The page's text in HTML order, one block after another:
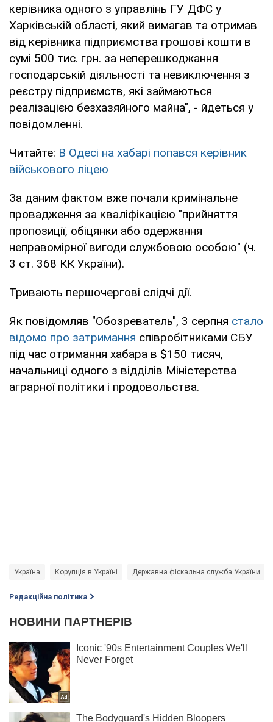
керівника одного з управлінь ГУ ДФС у
Харківській області, який вимагав та отримав
від керівника підприємства грошові кошти в
сумі 500 тис. грн. за неперешкоджання
господарській діяльності та невиключення з
реєстру підприємств, які займаються
реалізацією безхазяйного майна", - йдеться у
повідомленні.
Читайте: В Одесі на хабарі попався керівник
військового ліцею
За даним фактом вже почали кримінальне
провадження за кваліфікацією "прийняття
пропозиції, обіцянки або одержання
неправомірної вигоди службовою особою" (ч.
3 ст. 368 КК України).
Тривають першочергові слідчі дії.
Як повідомляв "Обозреватель", 3 серпня стало
відомо про затримання співробітниками СБУ
під час отримання хабара в $150 тисяч,
начальниці одного з відділів Міністерства
аграрної політики і продовольства.
Україна Корупція в Україні Державна фіскальна служба України
Редакційна політика